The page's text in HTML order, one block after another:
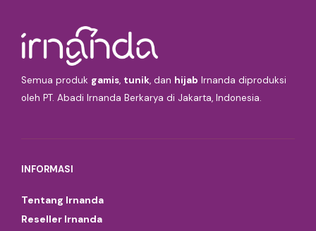
Semua produk gamis, tunik, dan hijab Irnanda diproduksi
oleh PT. Abadi Irnanda Berkarya di Jakarta, Indonesia.
INFORMASI
Tentang Irnanda
Reseller Irnanda